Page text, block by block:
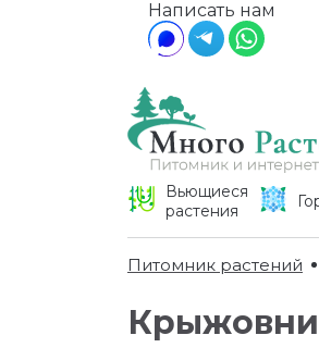
Написать нам
Вьющиеся
растения
Питомник растений